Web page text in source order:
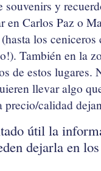
souvenirs y
en Carlos Paz o
los
También en la
de estos lugares.
llevar algo
calidad
útil la
dejarla en